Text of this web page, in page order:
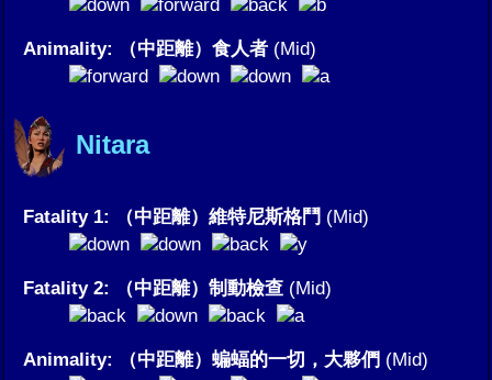
Animality: （中距離）食人者 (Mid)
Nitara
Fatality 1: （中距離）維特尼斯格鬥 (Mid)
Fatality 2: （中距離）制動檢查 (Mid)
Animality: （中距離）蝙蝠的一切，大夥們 (Mid)